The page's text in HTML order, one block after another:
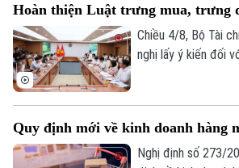
tra kinh tế năm
chủ trì.
Hoàn thiện Luật trưng mua, trưng
Chiều 4/8, Bộ Tài
nghị lấy ý kiến đối
đồng thời bảo đảm
tài sản của tổ chức,
Quy định mới về kinh doanh hàng
Nghị định số 273/